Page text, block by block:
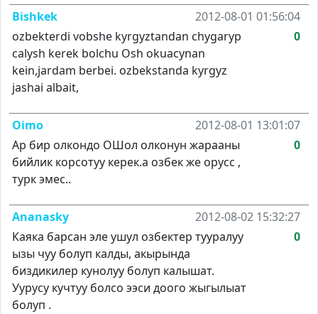
Bishkek
2012-08-01 01:56:04
ozbekterdi vobshe kyrgyztandan chygaryp
calysh kerek bolchu Osh okuacynan
kein,jardam berbei. ozbekstanda kyrgyz
jashai albait,
0
Oimo
2012-08-01 13:01:07
Ар бир олкондо ОШол олконун жарааны
бийлик корсотуу керек.а озбек же орусс ,
турк эмес..
0
Ananasky
2012-08-02 15:32:27
Каяка барсан эле ушул озбектер тууралуу
ызы чуу болуп калды, акырында
биздикилер кунолуу болуп калышат.
Уурусу кучтуу болсо ээси доого жыгылыат
болуп .
0